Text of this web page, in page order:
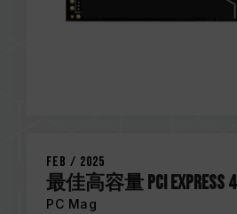
Feb / 2025
最佳高容量 PCI Express
PC Mag